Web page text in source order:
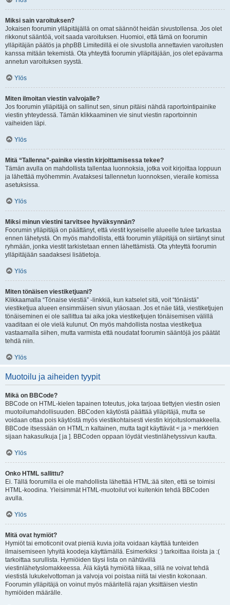
Miksi sain varoituksen?
Jokaisen foorumin ylläpitäjällä on omat säännöt heidän sivustollensa. Jos olet
rikkonut sääntöä, voit saada varoituksen. Huomioi, että tämä on foorumin
ylläpitäjän päätös ja phpBB Limitedillä ei ole sivustolla annettavien varoitusten
kanssa mitään tekemistä. Ota yhteyttä foorumin ylläpitäjään, jos olet epävarma
annetun varoituksen syystä.
Ylös
Miten ilmoitan viestin valvojalle?
Jos foorumin ylläpitäjä on sallinut sen, sinun pitäisi nähdä raportointipainike
viestin yhteydessä. Tämän klikkaaminen vie sinut viestin raportoinnin
vaiheiden läpi.
Ylös
Mitä “Tallenna”-painike viestin kirjoittamisessa tekee?
Tämän avulla on mahdollista tallentaa luonnoksia, jotka voit kirjoittaa loppuun
ja lähettää myöhemmin. Avataksesi tallennetun luonnoksen, vieraile komissa
asetuksissa.
Ylös
Miksi minun viestini tarvitsee hyväksynnän?
Foorumin ylläpitäjä on päättänyt, että viestit kyseiselle alueelle tulee tarkastaa
ennen lähetystä. On myös mahdollista, että foorumin ylläpitäjä on siirtänyt sinut
ryhmään, jonka viestit tarkistetaan ennen lähettämistä. Ota yhteyttä foorumin
ylläpitäjään saadaksesi lisätietoja.
Ylös
Miten tönäisen viestiketjuani?
Klikkaamalla “Tönaise viestiä” -linkkiä, kun katselet sitä, voit “tönäistä”
viestiketjua alueen ensimmäisen sivun yläosaan. Jos et näe tätä, viestiketjujen
tönäiseminen ei ole sallittua tai aika joka viestiketjujen tönäisemisen välillä
vaaditaan ei ole vielä kulunut. On myös mahdollista nostaa viestiketjua
vastaamalla siihen, mutta varmista että noudatat foorumin sääntöjä jos päätät
tehdä niin.
Ylös
Muotoilu ja aiheiden tyypit
Mikä on BBCode?
BBCode on HTML-kielen tapainen toteutus, joka tarjoaa tiettyjen viestin osien
muotoilumahdollisuuden. BBCoden käytöstä päättää ylläpitäjä, mutta se
voidaan ottaa pois käytöstä myös viestikohtaisesti viestin kirjoituslomakkeella.
BBCode itsessään on HTML:n kaltainen, mutta tagit käyttävät < ja > merkkien
sijaan hakasulkuja [ ja ]. BBCoden oppaan löydät viestinlähetyssivun kautta.
Ylös
Onko HTML sallittu?
Ei. Tällä foorumilla ei ole mahdollista lähettää HTML:ää siten, että se toimisi
HTML-koodina. Yleisimmät HTML-muotoilut voi kuitenkin tehdä BBCoden
avulla.
Ylös
Mitä ovat hymiöt?
Hymiöt tai emoticonit ovat pieniä kuvia joita voidaan käyttää tunteiden
ilmaisemiseen lyhyitä koodeja käyttämällä. Esimerkiksi :) tarkoittaa iloista ja :(
tarkoittaa surullista. Hymiöiden täysi lista on nähtävillä
viestinlähetyslomakkeessa. Älä käytä hymiöitä liikaa, sillä ne voivat tehdä
viestistä lukukelvottoman ja valvoja voi poistaa niitä tai viestin kokonaan.
Foorumin ylläpitäjä on voinut myös määritellä rajan yksittäisen viestin
hymiöiden määrälle.